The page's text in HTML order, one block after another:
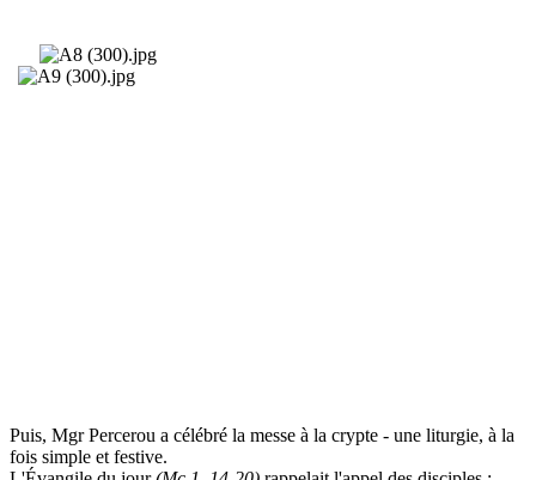
Puis, Mgr Percerou a célébré la messe à la crypte - une liturgie, à la
fois simple et festive.